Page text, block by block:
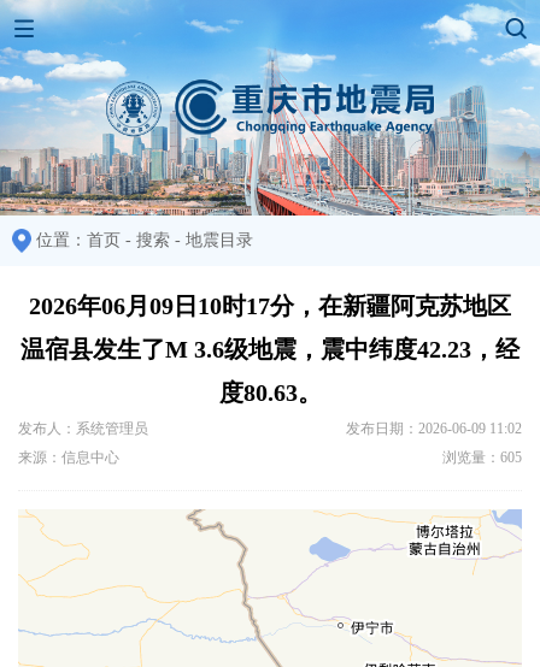
位置： 首页 - 搜索 - 地震目录
2026年06月09日10时17分，在新疆阿克苏地区
温宿县发生了M 3.6级地震，震中纬度42.23，经
度80.63。
发布人：系统管理员
发布日期：2026-06-09 11:02
来源：信息中心
浏览量：605